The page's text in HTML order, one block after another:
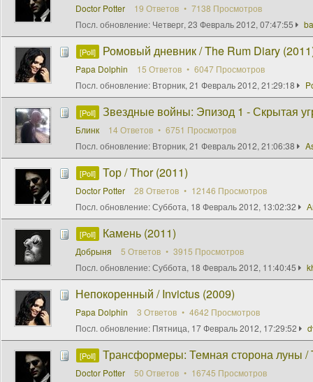
Doctor Potter 19 Ответов
7138 Просмотров
Посл. обновление: Четверг, 23 Февраль 2012, 07:47:55
[Poll] Ромовый дневник / The Rum Diary
Papa Dolphin 15 Ответов
6047 Просмотров
Посл. обновление: Вторник, 21 Февраль 2012, 21:29:18
[Poll] Звездные войны: Эпизод 1 - Скрытая
Блинк 14 Ответов
6751 Просмотров
Посл. обновление: Вторник, 21 Февраль 2012, 21:06:38
[Poll] Тор / Thor (2011)
Doctor Potter 28 Ответов
12146 Просмотров
Посл. обновление:Суббота, 18 Февраль 2012, 13:02:32
[Poll] Камень (2011)
Добрыня 5 Ответов
3915 Просмотров
Посл. обновление:Суббота, 18 Февраль 2012, 11:40:45
Непокоренный / Invictus (2009)
Papa Dolphin 3 Ответов
4642 Просмотров
Посл. обновление: Пятница, 17 Февраль 2012, 17:29:52
[Poll] Трансформеры: Темная сторона луны /
Doctor Potter 50 Ответов 16745 Просмотров